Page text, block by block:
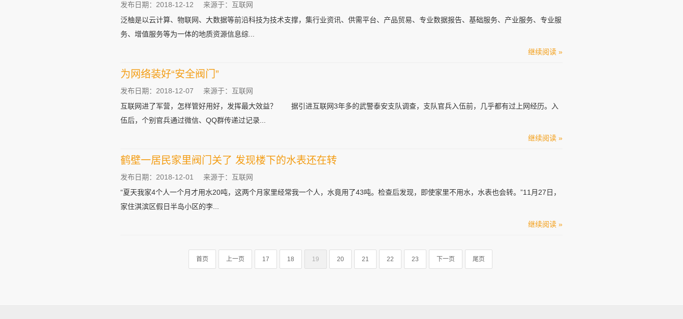
发布日期：2018-12-12
来源于：互联网
泛柚是以云计算、物联网、大数据等前沿科技为技术支撑，集行业资讯、供需平台、产品贸易、专业数据报告、基础服务、产业服务、专业服
务、增值服务等为一体的地质资源信息综...
继续阅读 »
为网络装好“安全阀门”
发布日期：2018-12-07
来源于：互联网
互联网进了军营，怎样管好用好，发挥最大效益？ 据引进互联网3年多的武警泰安支队调查，支队官兵入伍前，几乎都有过上网经历。入
伍后，个别官兵通过微信、QQ群传递过记录...
继续阅读 »
鹤壁一居民家里阀门关了 发现楼下的水表还在转
发布日期：2018-12-01
来源于：互联网
“夏天我家4个人一个月才用水20吨，这两个月家里经常我一个人，水竟用了43吨。检查后发现，即使家里不用水，水表也会转。”11月27日，
家住淇滨区假日半岛小区的李...
继续阅读 »
首页 上一页 17 18 19 20 21 22 23 下一页 尾页